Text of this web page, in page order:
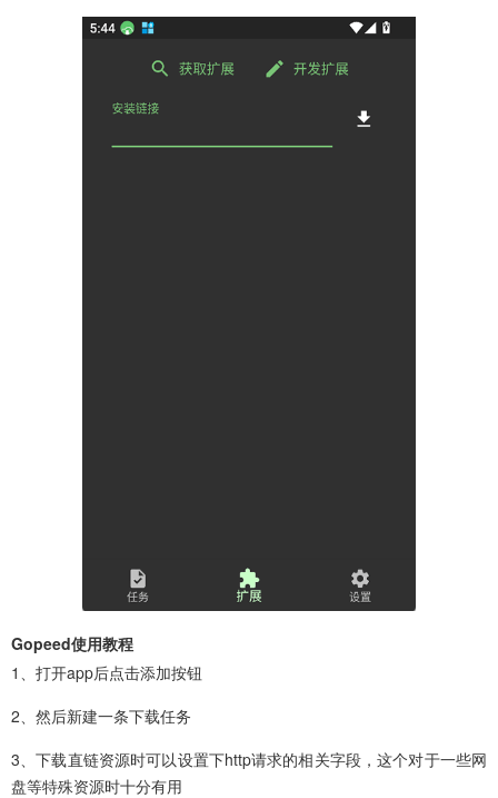
Gopeed使用教程
1、打开app后点击添加按钮
2、然后新建一条下载任务
3、下载直链资源时可以设置下http请求的相关字段，这个对于一些网
盘等特殊资源时十分有用